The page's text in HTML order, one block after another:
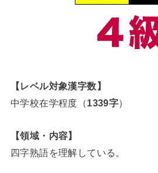
【レベル対象漢字数】
中学校在学程度（1339字）
【領域・内容】
四字熟語を理解している。